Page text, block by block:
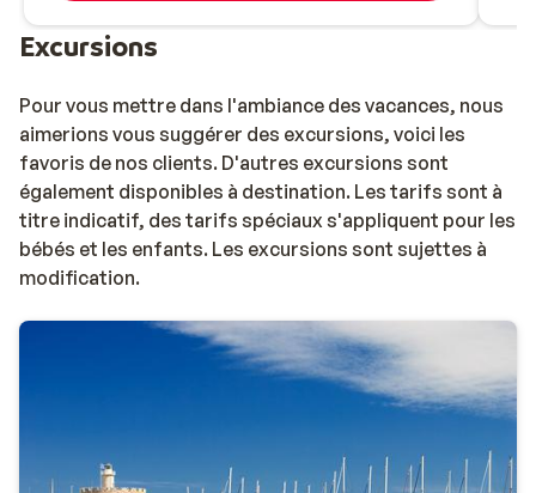
Excursions
Pour vous mettre dans l'ambiance des vacances, nous
aimerions vous suggérer des excursions, voici les
favoris de nos clients. D'autres excursions sont
également disponibles à destination. Les tarifs sont à
titre indicatif, des tarifs spéciaux s'appliquent pour les
bébés et les enfants. Les excursions sont sujettes à
modification.